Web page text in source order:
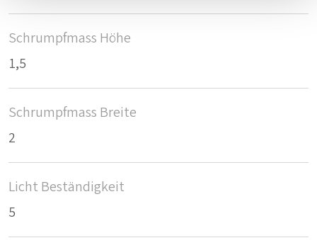
Schrumpfmass Höhe
1,5
Schrumpfmass Breite
2
Licht Beständigkeit
5